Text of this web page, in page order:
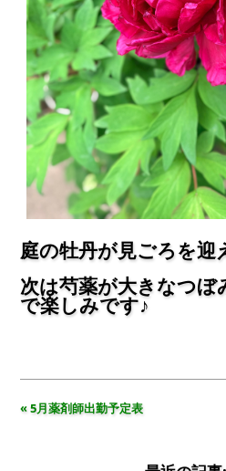
庭の牡丹が見ごろを迎
次は芍薬が大きなつ
で楽しみです♪
« 5月薬剤師出勤予定表